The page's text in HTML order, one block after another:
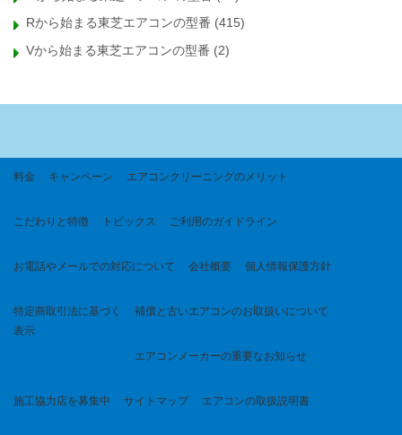
Rから始まる東芝エアコンの型番 (415)
Vから始まる東芝エアコンの型番 (2)
料金 キャンペーン エアコンクリーニングのメリット
こだわりと特徴 トピックス ご利用のガイドライン
お電話やメールでの対応について 会社概要 個人情報保護方針
特定商取引法に基づく
表示
補償と古いエアコンのお取扱いについて
エアコンメーカーの重要なお知らせ
施工協力店を募集中 サイトマップ エアコンの取扱説明書